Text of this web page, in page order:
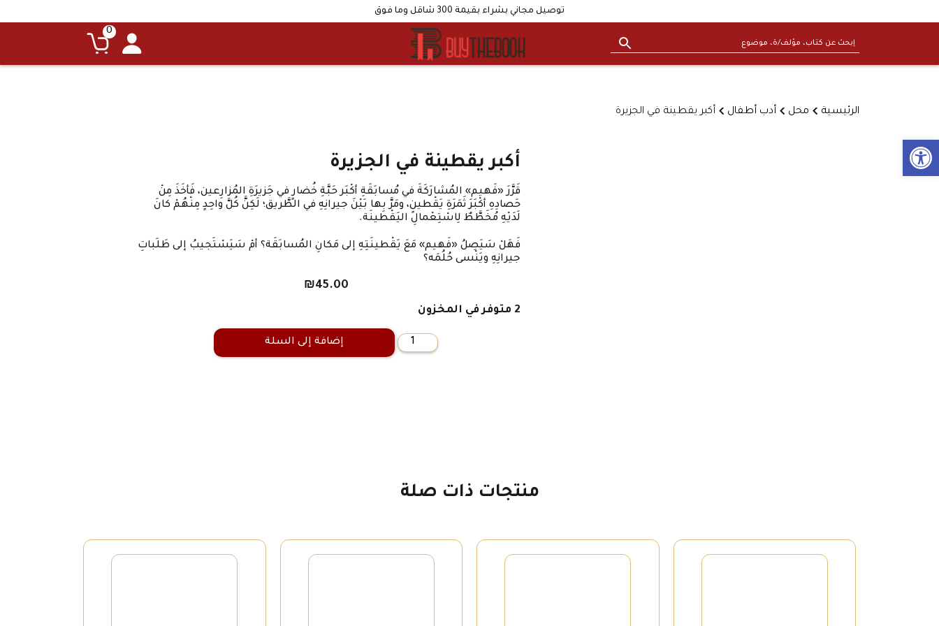
Open toolbar
توصيل مجاني بشراء بقيمة 300 شاقل وما فوق
0
الرئيسية محل أدب أطفال أكبر يقطينة في الجزيرة
أكبر يقطينة في الجزيرة
قَرَّرَ «فَهيم» المُشارَكَةَ في مُسابَقَةِ أكْبَر حَبَّةِ خُضارٍ في جَزيرَةِ المُزارِعين، فَأخَذَ مِنْ
حَصادِهِ أكْبَرَ ثَمَرَةِ يَقْطينٍ، ومَرَّ بِها بَيْنَ جيرانِهِ في الطَّريق؛ لَكِنَّ كُلَّ واحِدٍ مِنْهُمْ كانَ
لَدَيْهِ مُخَطَّطٌ لِاسْتِعْمالِ اليَقْطينَة.
فَهَلْ سَيَصِلُ «فَهيم» مَعَ يَقْطينَتِهِ إلى مَكانِ المُسابَقَة؟ أمْ سَيَسْتَجيبُ إلى طَلَباتِ
جيرانِهِ ويَنْسى حُلُمَه؟
₪45.00
2 متوفر في المخزون
كمية
إضافة إلى السلة
منتجات ذات صلة